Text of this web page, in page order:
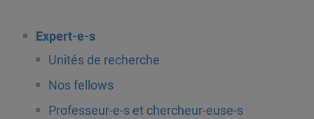
Expert-e-s
Unités de recherche
Nos fellows
Professeur-e-s et chercheur-euse-s